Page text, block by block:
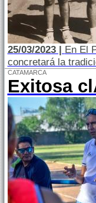
25/03/2023 | En El
concretará la
CATAMARCA
Exitosa